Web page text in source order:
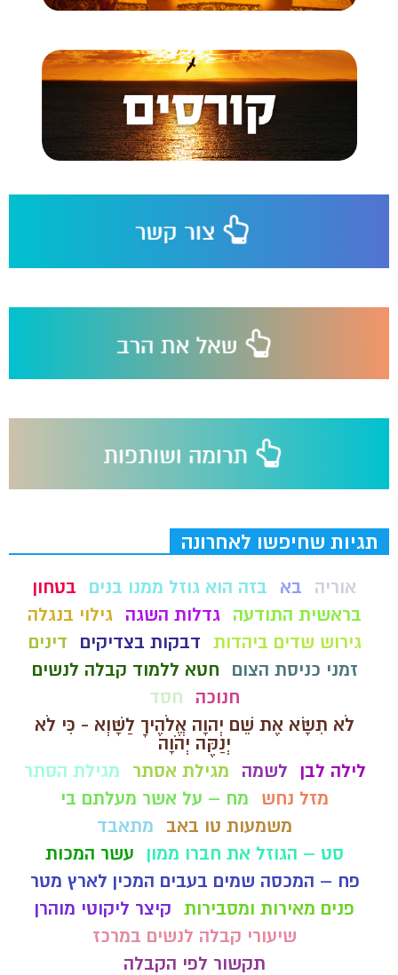
תגיות שחיפשו לאחרונה
אוריה בא בזה הוא גוזל ממנו בנים
בטחון
בראשית התודעה גדלות השגה גילוי בנגלה
גירוש שדים ביהדות דבקות בצדיקים
דינים
זמני כניסת הצום
חטא ללמוד קבלה לנשים
חנוכה
חסד
לֹא תִשָּׂא אֶת שֵׁם יְהוָה אֱלֹהֶיךָ לַשָּׁוְא - כִּי לֹא
יְנַקֶּה יְהֹוָה
לילה לבן
לשמה מגילת אסתר
מגילת הסתר
מזל נחש
מח – על אשר מעלתם בי
משמעות טו באב
מתאבד
סט – הגוזל את חברו ממון
עשר המכות
פח – המכסה שמים בעבים המכין לארץ מטר
פנים מאירות ומסבירות קיצר ליקוטי מוהרן
שיעורי קבלה לנשים במרכז
תקשור לפי הקבלה